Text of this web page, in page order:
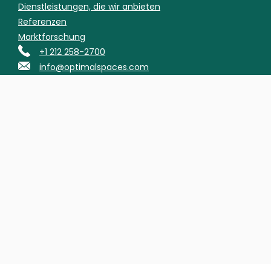
Dienstleistungen, die wir anbieten
Referenzen
Marktforschung
+1 212 258-2700
info@optimalspaces.com